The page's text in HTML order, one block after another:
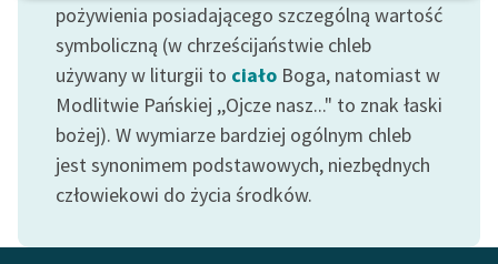
niepełnosprawnościami
E-kolekcja lektur
szkolnych i literatury do
słuchania dla uczennic i
uczniów z
niepełnosprawnościami
Feministyczne inspiracje.
Popularyzacja
pożywienia posiadającego szczególną wartość
symboliczną (w chrześcijaństwie chleb
używany w liturgii to ciało Boga, natomiast w
Modlitwie Pańskiej ,,Ojcze nasz..." to znak łaski
bożej). W wymiarze bardziej ogólnym chleb
jest synonimem podstawowych, niezbędnych
człowiekowi do życia środków.